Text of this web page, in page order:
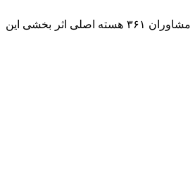
۳۶۱ تبلیغات را بر پایه تاثیر بخشی در فروش و توسعه کسب و کار بنا نهاده است. اصلی ترین هویت ما تخصص بکارگیری ابزار تبلیغات در جهت اهداف تجاری است.تیم مشاوران ۳۶۱ هسته اصلی اثر بخشی این